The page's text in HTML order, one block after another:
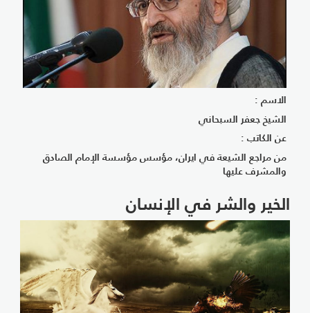
الاسم :
الشيخ جعفر السبحاني
عن الكاتب :
من مراجع الشيعة في ايران، مؤسس مؤسسة الإمام الصادق
والمشرف عليها
الخير والشر في الإنسان